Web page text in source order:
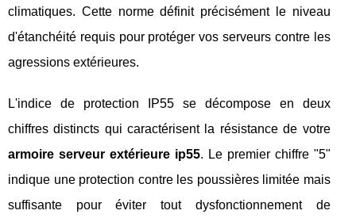
climatiques. Cette norme définit précisément le niveau
d'étanchéité requis pour protéger vos serveurs contre les
agressions extérieures.
L'indice de protection IP55 se décompose en deux
chiffres distincts qui caractérisent la résistance de votre
armoire serveur extérieure ip55. Le premier chiffre "5"
indique une protection contre les poussières limitée mais
suffisante pour éviter tout dysfonctionnement de